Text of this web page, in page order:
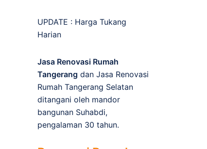
UPDATE : Harga Tukang
Harian
Jasa Renovasi Rumah
Tangerang dan Jasa Renovasi
Rumah Tangerang Selatan
ditangani oleh mandor
bangunan Suhabdi,
pengalaman 30 tahun.